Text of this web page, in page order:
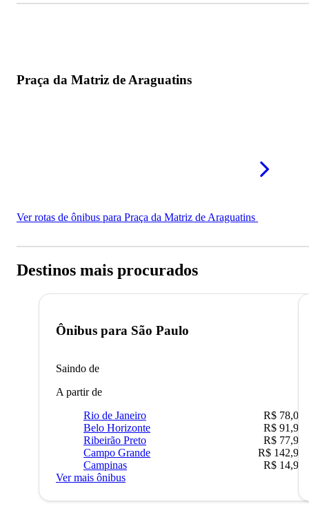
Praça da Matriz de Araguatins
Ver rotas de ônibus para Praça da Matriz de Araguatins
Destinos mais procurados
Ônibus para São Paulo
Saindo de
A partir de
Rio de Janeiro
R$ 78,02
Belo Horizonte
R$ 91,90
Ribeirão Preto
R$ 77,90
Campo Grande
R$ 142,90
Campinas
R$ 14,90
Ver mais ônibus